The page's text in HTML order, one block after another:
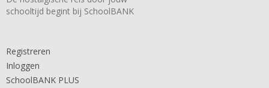
schooltijd begint bij SchoolBANK
Registreren
Inloggen
SchoolBANK PLUS